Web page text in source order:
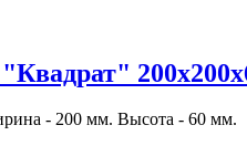
- 200 мм. Высота - 60 мм.